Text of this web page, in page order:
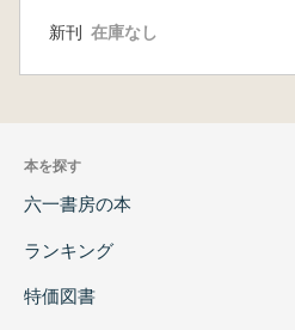
新刊 在庫なし
本を探す
六一書房の本
ランキング
特価図書